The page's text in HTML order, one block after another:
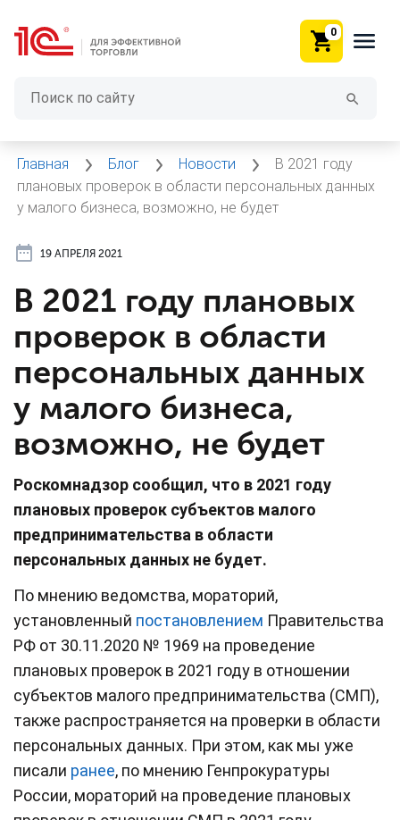
0
Главная Блог Новости
В 2021 году
плановых проверок в области персональных данных
у малого бизнеса, возможно, не будет
19 АПРЕЛЯ 2021
В 2021 году плановых
проверок в области
персональных данных
у малого бизнеса,
возможно, не будет
Роскомнадзор сообщил, что в 2021 году
плановых проверок субъектов малого
предпринимательства в области
персональных данных не будет.
По мнению ведомства, мораторий,
установленный постановлением Правительства
РФ от 30.11.2020 № 1969 на проведение
плановых проверок в 2021 году в отношении
субъектов малого предпринимательства (СМП),
также распространяется на проверки в области
персональных данных. При этом, как мы уже
писали ранее, по мнению Генпрокуратуры
России, мораторий на проведение плановых